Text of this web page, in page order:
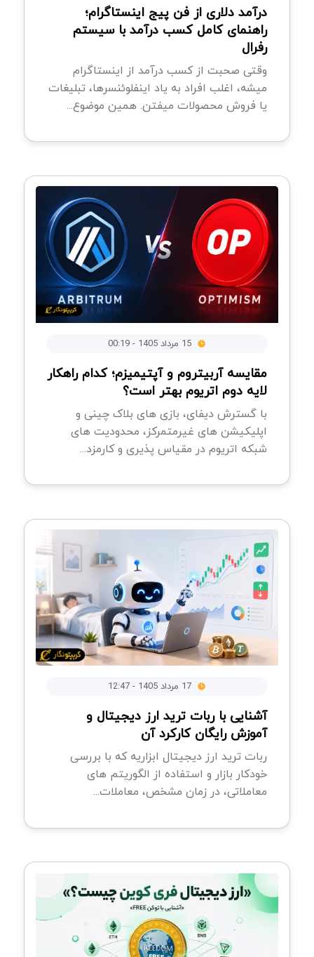
درآمد دلاری از فن پیج اینستاگرام؛
راهنمای کامل کسب درآمد با سیستم
رفرال
وقتی صحبت از کسب درآمد از اینستاگرام
میشه، اغلب افراد به یاد اینفلوئنسرها، تبلیغات
یا فروش محصولات میفتن. همین موضوع...
مقایسه آربیتروم و آپتیمیزم؛ کدام راهکار
لایه دوم اتریوم بهتر است؟
با گسترش دیفای، بازی های بلاک چینی و
اپلیکیشن های غیرمتمرکز، محدودیت های
شبکه اتریوم در مقیاس پذیری و کارمزد...
آشنایی با ربات ترید ارز دیجیتال و
آموزش رایگان کارکرد آن
ربات ترید ارز دیجیتال ابزاریه که با بررسی
خودکار بازار و استفاده از الگوریتم های
معاملاتی، در زمان مشخص، معاملات...